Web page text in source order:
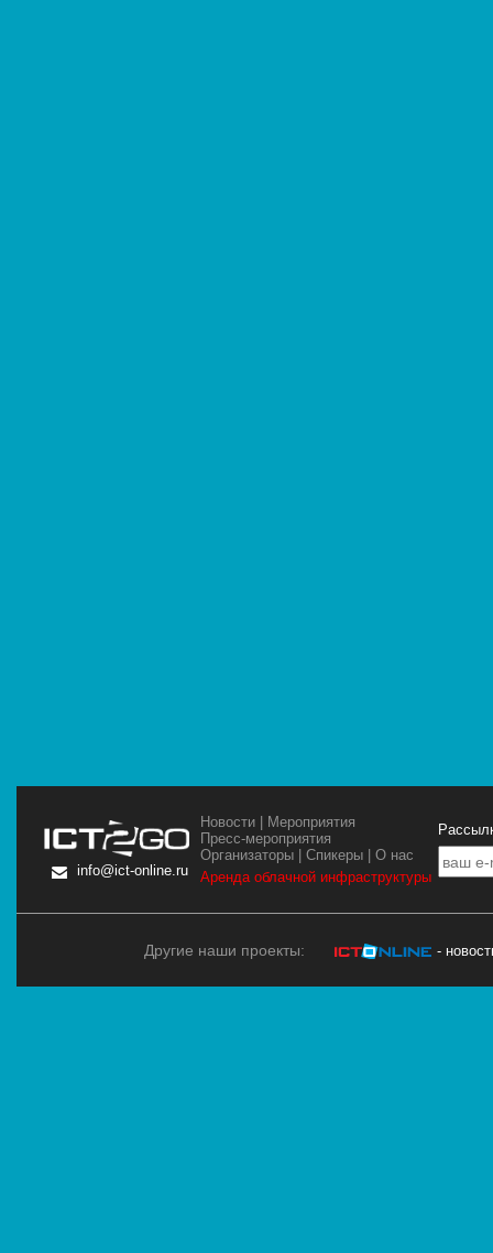
info@ict-online.ru
Новости
Мероприятия
Пресс-мероприятия
Организаторы |Спикеры |О нас
Аренда облачной инфраструктуры
Другие наши проекты: -